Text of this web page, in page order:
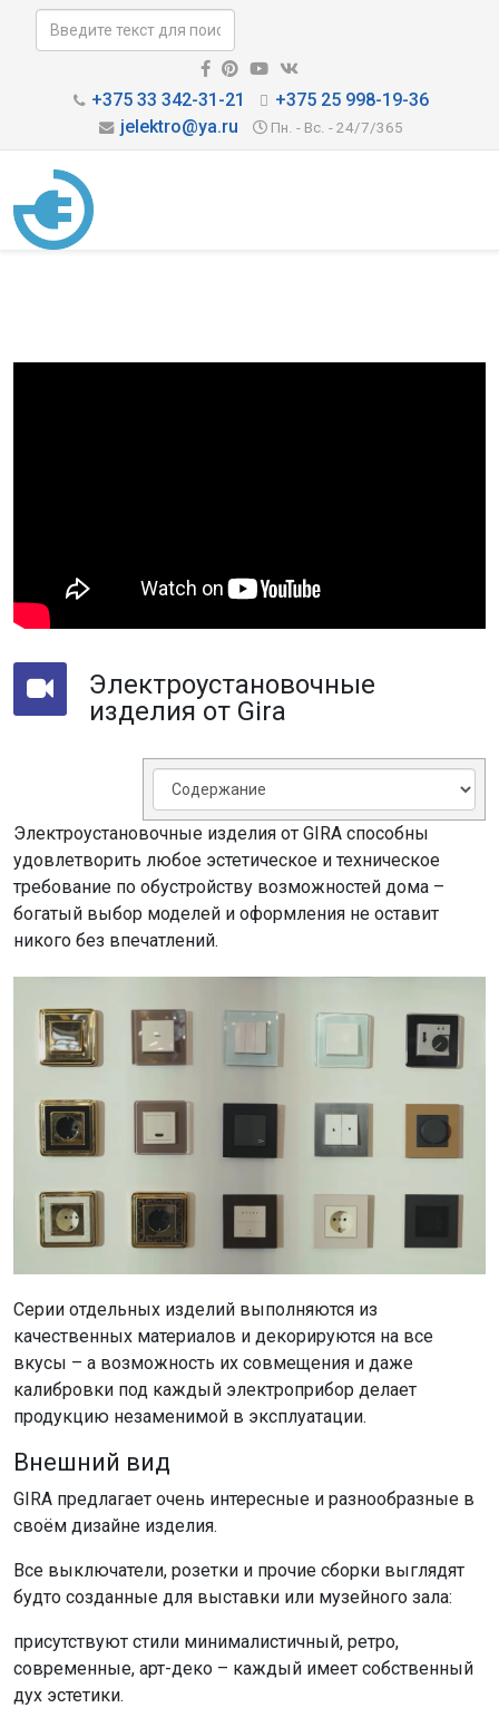
+375 33 342-31-21
+375 25 998-19-36
jelektro@ya.ru
Пн. - Вс. - 24/7/365
Электроустановочные
изделия от Gira
Электроустановочные изделия от GIRA способны
удовлетворить любое эстетическое и техническое
требование по обустройству возможностей дома –
богатый выбор моделей и оформления не оставит
никого без впечатлений.
Серии отдельных изделий выполняются из
качественных материалов и декорируются на все
вкусы – а возможность их совмещения и даже
калибровки под каждый электроприбор делает
продукцию незаменимой в эксплуатации.
Внешний вид
GIRA предлагает очень интересные и разнообразные в
своём дизайне изделия.
Все выключатели, розетки и прочие сборки выглядят
будто созданные для выставки или музейного зала:
присутствуют стили минималистичный, ретро,
современные, арт-деко – каждый имеет собственный
дух эстетики.